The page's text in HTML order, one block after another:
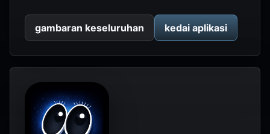
gambaran keseluruhan kedai aplikasi